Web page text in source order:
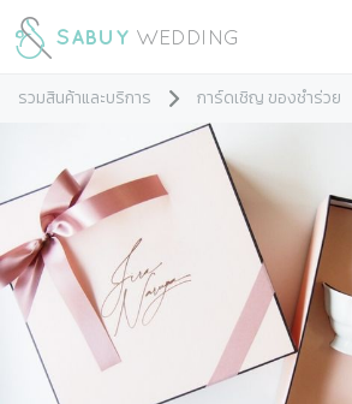
รวมสินค้าและบริการ การ์ดเชิญ ของชำร่วย